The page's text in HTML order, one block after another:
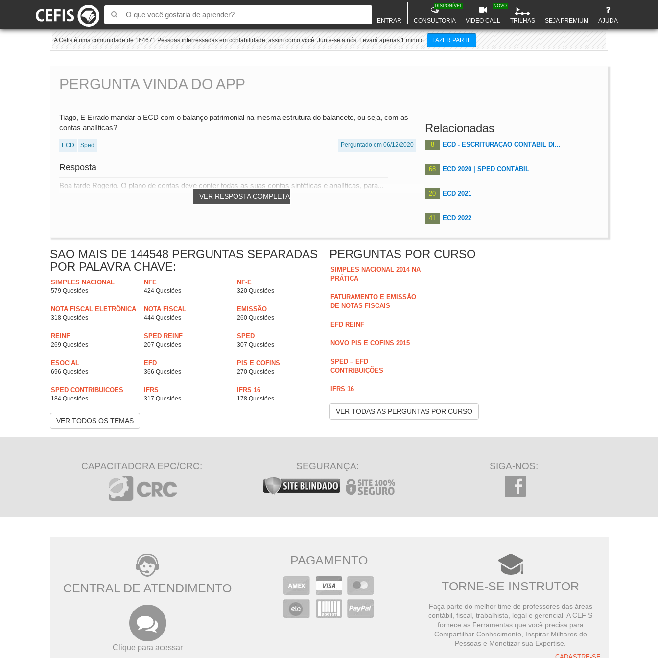
ENTRAR CONSULTORIA
DISPONÍVEL
VIDEO CALL
NOVO
TRILHAS SEJA PREMIUM AJUDA
A Cefis é uma comunidade de 164671 Pessoas interressadas em contabilidade, assim como você. Junte-se a nós. Levará apenas 1 minuto: FAZER PARTE
PERGUNTA VINDA DO APP
Tiago, E Errado mandar a ECD com o balanço patrimonial na mesma estrutura do balancete, ou seja, com as
contas analíticas?
ECD Sped Perguntado em 06/12/2020
Resposta
VER RESPOSTA COMPLETA
Boa tarde Rogerio. O plano de contas deve conter todas as suas contas sintéticas e analíticas, para...
Relacionadas
8 ECD - ESCRITURAÇÃO CONTÁBIL DI...
68 ECD 2020 | SPED CONTÁBIL
20 ECD 2021
41 ECD 2022
SAO MAIS DE 144548 PERGUNTAS SEPARADAS
POR PALAVRA CHAVE:
SIMPLES NACIONAL
579 Questões
NFE
424 Questões
NF-E
320 Questões
NOTA FISCAL ELETRÔNICA
318 Questões
NOTA FISCAL
444 Questões
EMISSÃO
260 Questões
REINF
269 Questões
SPED REINF
207 Questões
SPED
307 Questões
ESOCIAL
696 Questões
EFD
366 Questões
PIS E COFINS
270 Questões
SPED CONTRIBUICOES
184 Questões
IFRS
317 Questões
IFRS 16
178 Questões
VER TODOS OS TEMAS
PERGUNTAS POR CURSO
SIMPLES NACIONAL 2014 NA
PRÁTICA
FATURAMENTO E EMISSÃO
DE NOTAS FISCAIS
EFD REINF
NOVO PIS E COFINS 2015
SPED – EFD
CONTRIBUIÇÕES
IFRS 16
VER TODAS AS PERGUNTAS POR CURSO
CAPACITADORA EPC/CRC: SEGURANÇA: SIGA-NOS:
CENTRAL DE ATENDIMENTO
Clique para acessar
PAGAMENTO
TORNE-SE INSTRUTOR
Faça parte do melhor time de professores das áreas
contábil, fiscal, trabalhista, legal e gerencial. A CEFIS
fornece as Ferramentas que você precisa para
Compartilhar Conhecimento, Inspirar Milhares de
Pessoas e Monetizar sua Expertise.